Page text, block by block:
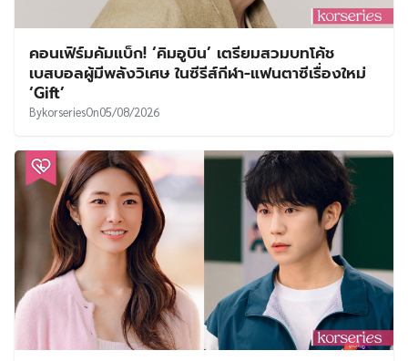
คอนเฟิร์มคัมแบ็ก! ‘คิมอูบิน’ เตรียมสวมบทโค้ช
เบสบอลผู้มีพลังวิเศษ ในซีรีส์กีฬา-แฟนตาซีเรื่องใหม่
‘Gift’
BykorseriesOn05/08/2026